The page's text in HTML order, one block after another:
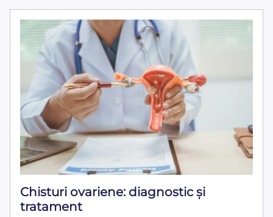
Chisturi ovariene: diagnostic și
tratament